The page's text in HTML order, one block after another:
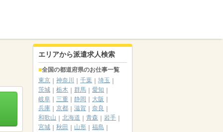
エリアから派遣求人検索
全国の都道府県のお仕事一覧
東京
神奈川 千葉
埼玉
茨城
栃木 群馬
愛知
岐阜
三重 静岡
大阪
兵庫
京都 滋賀
奈良
和歌山
北海道 青森
岩手
宮城
秋田 山形
福島